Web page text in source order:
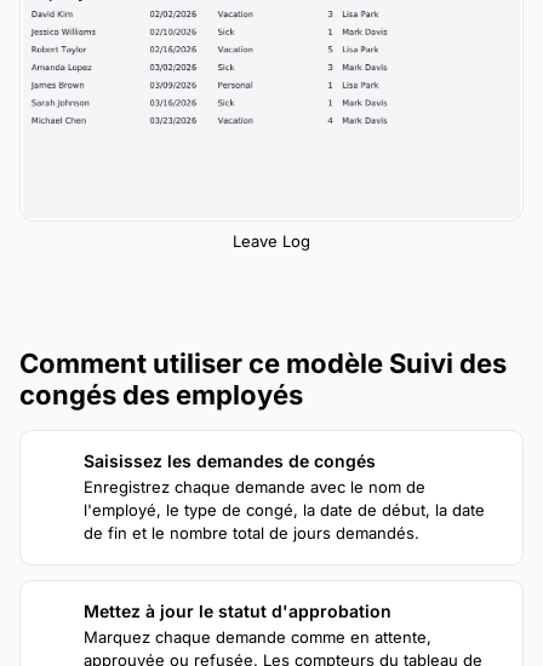
Leave Log
Comment utiliser ce modèle Suivi des
congés des employés
Saisissez les demandes de congés
Enregistrez chaque demande avec le nom de
l'employé, le type de congé, la date de début, la date
de fin et le nombre total de jours demandés.
Mettez à jour le statut d'approbation
Marquez chaque demande comme en attente,
approuvée ou refusée. Les compteurs du tableau de